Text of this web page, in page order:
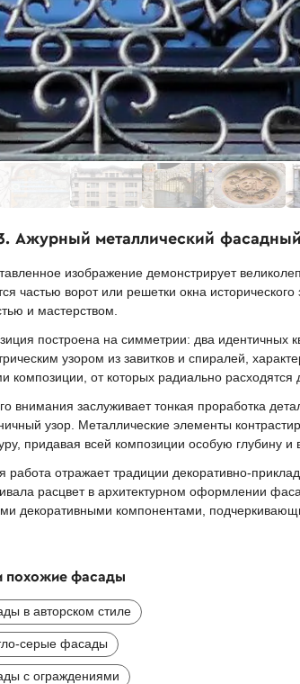
Ажурный металлический
изображение демонстрирует
частью ворот или решетки окна
и мастерством.
построена на симметрии: два
узором из завитков и спиралей,
композиции, от которых радиально расходятся
внимания заслуживает тонкая проработка
узор. Металлические элементы
придавая всей композиции особую глубину и
работа отражает традиции декоративно-
расцвет в архитектурном оформлении
декоративными компонентами,
похожие фасады
в авторском стиле
серые фасады
с ограждениями